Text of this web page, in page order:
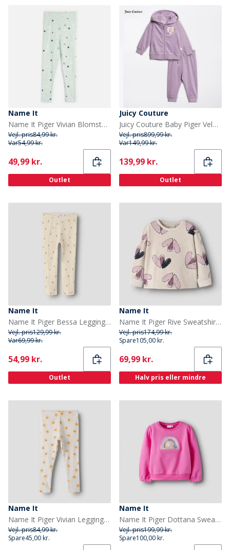
Name It
Name It Piger Vivian Blomster Leggings Gossamer Green
Vejl. pris84,99 kr.
Var54,99 kr.
Current
49,99 kr.
Outlet
Juicy Couture
Juicy Couture Baby Piger Velour Træningsdragt Lavendel
Vejl. pris899,99 kr.
Var149,99 kr.
Current
139,99 kr.
Outlet
Name It
Name It Piger Bessa Leggings Buttercream
Vejl. pris129,99 kr.
Var69,99 kr.
Current
54,99 kr.
Outlet
Name It
Name It Piger Rive Sweatshirt Peyote Melange
Vejl. pris174,99 kr.
Spare105,00 kr.
Current
69,99 kr.
Halv pris eller mindre
Name It
Name It Piger Vivian Leggings Lilac Marble
Vejl. pris84,99 kr.
Spare45,00 kr.
Name It
Name It Piger Dottana Sweatshirt Strawberry Moon
Vejl. pris199,99 kr.
Spare100,00 kr.